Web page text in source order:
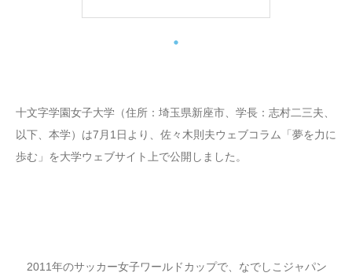
十文字学園女子大学（住所：埼玉県新座市、学長：志村二三夫、
以下、本学）は7月1日より、佐々木則夫ウェブコラム「夢を力に
歩む」を大学ウェブサイト上で公開しました。
2011年のサッカー女子ワールドカップで、なでしこジャパン